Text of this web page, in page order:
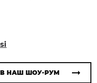
НАШ ШОУ-РУМ